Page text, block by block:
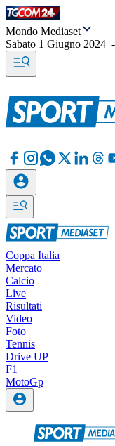
Mondo Mediaset
Sabato 1 Giugno 2024 -
Coppa Italia
Mercato
Calcio
Live
Risultati
Video
Foto
Tennis
Drive UP
F1
MotoGp